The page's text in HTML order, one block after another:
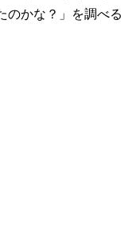
のかな？」を調べる